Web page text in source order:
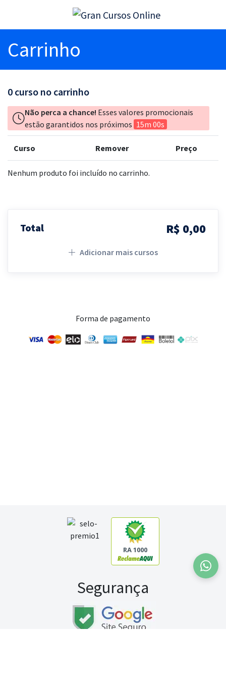
Carrinho
0 curso no carrinho
Não perca a chance! Esses valores promocionais
estão garantidos nos próximos 15m 00s
Curso Remover Preço
Nenhum produto foi incluído no carrinho.
Total R$ 0,00
Adicionar mais cursos
Forma de pagamento
RA 1000
Segurança